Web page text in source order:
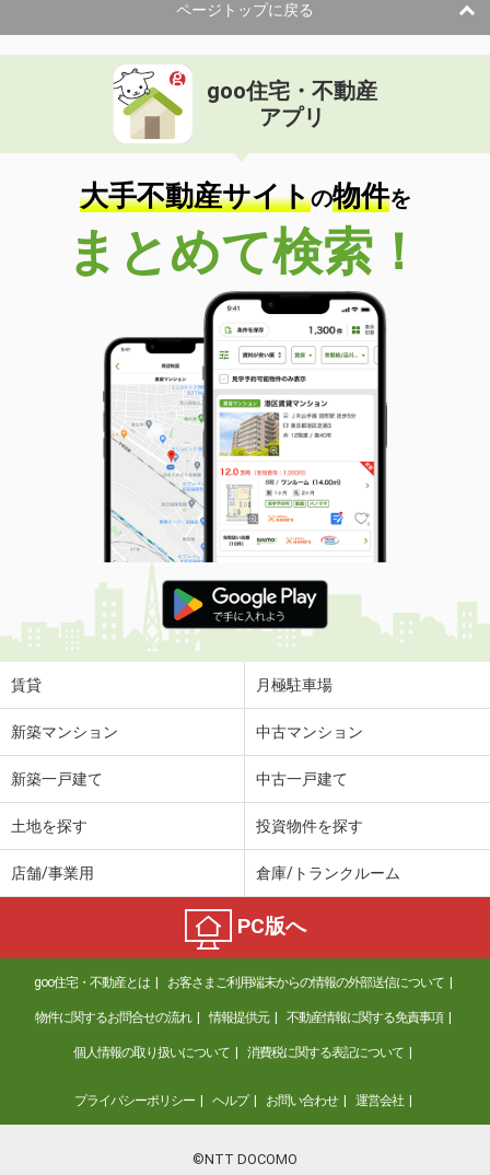
ページトップに戻る
goo住宅・不動産
アプリ
大手不動産サイトの物件を
まとめて検索！
賃貸 月極駐車場
新築マンション 中古マンション
新築一戸建て 中古一戸建て
土地を探す 投資物件を探す
店舗/事業用 倉庫/トランクルーム
PC版へ
goo住宅・不動産とは お客さまご利用端末からの情報の外部送信について
物件に関するお問合せの流れ 情報提供元 不動産情報に関する免責事項
個人情報の取り扱いについて 消費税に関する表記について
プライバシーポリシー ヘルプ お問い合わせ 運営会社
©NTT DOCOMO